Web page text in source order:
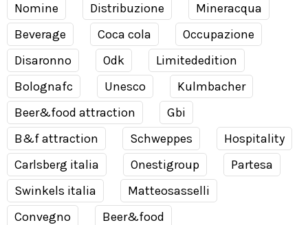
Nomine
Distribuzione
Mineracqua
Beverage
Coca cola
Occupazione
Disaronno
Odk
Limitededition
Bolognafc
Unesco
Kulmbacher
Beer&food attraction
Gbi
B&f attraction
Schweppes
Hospitality
Carlsberg italia
Onestigroup
Partesa
Swinkels italia
Matteosasselli
Convegno
Beer&food